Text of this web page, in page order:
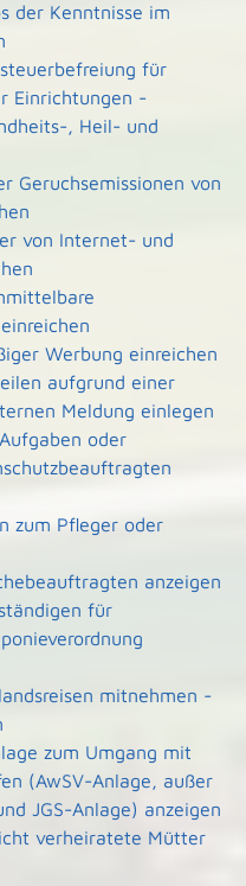
der Kenntnisse im
für
Einrichtungen -
, Heil- und
Geruchsemissionen von
von Internet- und
Werbung einreichen
aufgrund einer
Meldung einlegen
oder
zum Pfleger oder
anzeigen
für
mitnehmen -
zum Umgang mit
(AwSV-Anlage, außer
JGS-Anlage) anzeigen
verheiratete Mütter